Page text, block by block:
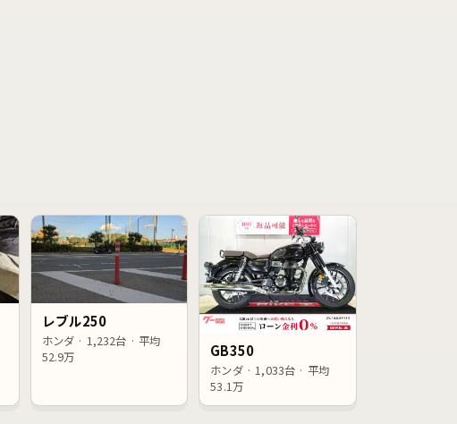
レブル250
ホンダ · 1,232台 · 平均
52.9万
GB350
ホンダ · 1,033台 · 平均
53.1万